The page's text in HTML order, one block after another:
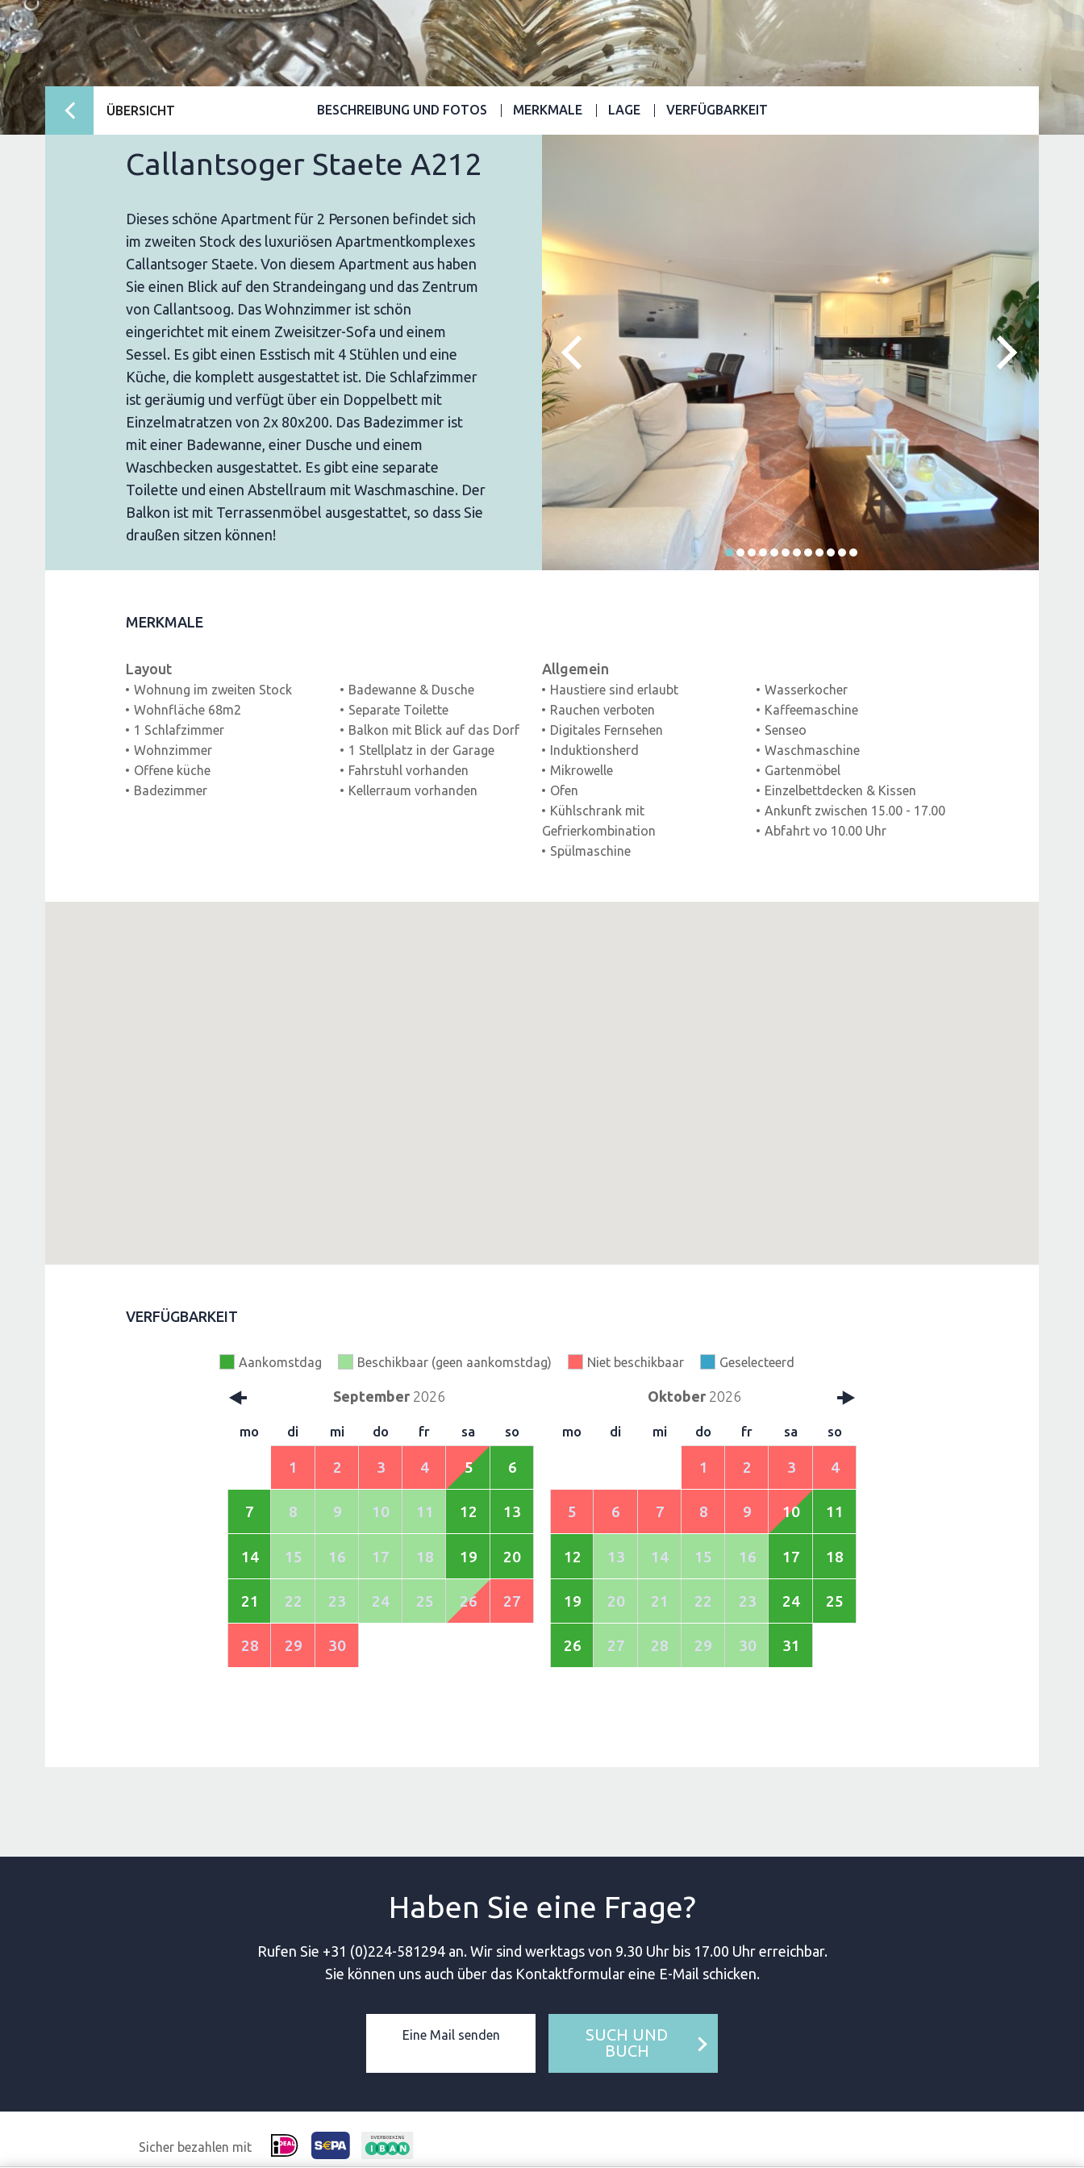
ÜBERSICHT BESCHREIBUNG UND FOTOS MERKMALE LAGE VERFÜGBARKEIT
Callantsoger Staete A212
Dieses schöne Apartment für 2 Personen befindet sich
im zweiten Stock des luxuriösen Apartmentkomplexes
Callantsoger Staete. Von diesem Apartment aus haben
Sie einen Blick auf den Strandeingang und das Zentrum
von Callantsoog. Das Wohnzimmer ist schön
eingerichtet mit einem Zweisitzer-Sofa und einem
Sessel. Es gibt einen Esstisch mit 4 Stühlen und eine
Küche, die komplett ausgestattet ist. Die Schlafzimmer
ist geräumig und verfügt über ein Doppelbett mit
Einzelmatratzen von 2x 80x200. Das Badezimmer ist
mit einer Badewanne, einer Dusche und einem
Waschbecken ausgestattet. Es gibt eine separate
Toilette und einen Abstellraum mit Waschmaschine. Der
Balkon ist mit Terrassenmöbel ausgestattet, so dass Sie
draußen sitzen können!
MERKMALE
Layout
Wohnung im zweiten Stock
Wohnfläche 68m2
1 Schlafzimmer
Wohnzimmer
Offene küche
Badezimmer
Badewanne & Dusche
Separate Toilette
Balkon mit Blick auf das Dorf
1 Stellplatz in der Garage
Fahrstuhl vorhanden
Kellerraum vorhanden
Allgemein
Haustiere sind erlaubt
Rauchen verboten
Digitales Fernsehen
Induktionsherd
Mikrowelle
Ofen
Kühlschrank mit
Gefrierkombination
Spülmaschine
Wasserkocher
Kaffeemaschine
Senseo
Waschmaschine
Gartenmöbel
Einzelbettdecken & Kissen
Ankunft zwischen 15.00 - 17.00
Abfahrt vo 10.00 Uhr
VERFÜGBARKEIT
Aankomstdag Beschikbaar (geen aankomstdag) Niet beschikbaar Geselecteerd
September 2026
mo di mi do fr sa so
1 2 3 4 5 6
7 8 9 10 11 12 13
14 15 16 17 18 19 20
21 22 23 24 25 26 27
28 29 30
Oktober 2026
mo di mi do fr sa so
1 2 3 4
5 6 7 8 9 10 11
12 13 14 15 16 17 18
19 20 21 22 23 24 25
26 27 28 29 30 31
Haben Sie eine Frage?
Rufen Sie +31 (0)224-581294 an. Wir sind werktags von 9.30 Uhr bis 17.00 Uhr erreichbar.
Sie können uns auch über das Kontaktformular eine E-Mail schicken.
Eine Mail senden
SUCH UND
BUCH
Sicher bezahlen mit